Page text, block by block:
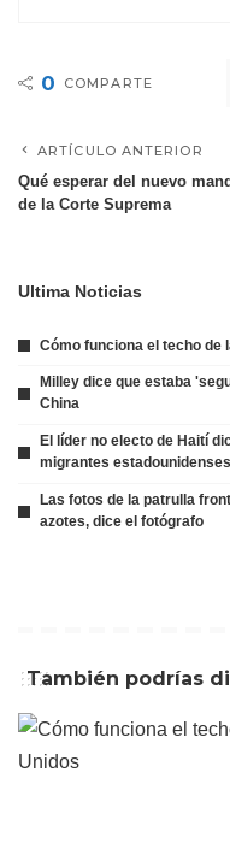
0 COMPARTE
ARTÍCULO ANTERIOR
Qué esperar del nuevo
de la Corte Suprema
Ultima Noticias
Cómo funciona el techo de
Milley dice que estaba
China
El líder no electo de Haití
migrantes
Las fotos de la patrulla
azotes, dice el fotógrafo
También podrías